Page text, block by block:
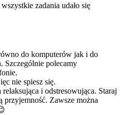
zadania udało się
do komputerów jak i do
Szczególnie polecamy
nie spiesz się.
i odstresowująca. Staraj
przyjemność. Zawsze można